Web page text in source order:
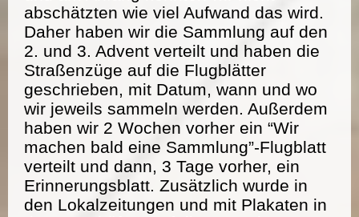
abschätzten wie viel Aufwand das wird.
Daher haben wir die Sammlung auf den
2. und 3. Advent verteilt und haben die
Straßenzüge auf die Flugblätter
geschrieben, mit Datum, wann und wo
wir jeweils sammeln werden. Außerdem
haben wir 2 Wochen vorher ein “Wir
machen bald eine Sammlung”-Flugblatt
verteilt und dann, 3 Tage vorher, ein
Erinnerungsblatt. Zusätzlich wurde in
den Lokalzeitungen und mit Plakaten in